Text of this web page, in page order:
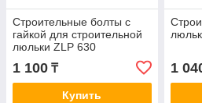
Строительные болты с
гайкой для строительной
люльки ZLP 630
1 100 ₸
Купить
1